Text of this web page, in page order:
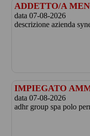
ADDETTO/A
data 07-08-2026
descrizione azienda
IMPIEGATO
data 07-08-2026
adhr group spa polo